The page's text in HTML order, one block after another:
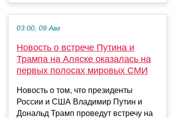
03:00, 09 Авг
Новость о встрече Путина и
Трампа на Аляске оказалась на
первых полосах мировых СМИ
Новость о том, что президенты
России и США Владимир Путин и
Дональд Трамп проведут встречу на